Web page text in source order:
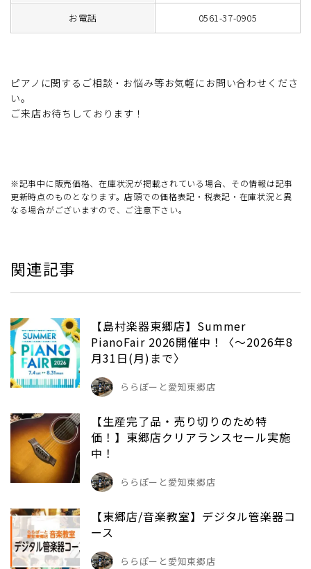
お電話 0561-37-0905
ピアノに関するご相談・お悩み等お気軽にお問い合わせくださ
い。
ご来店お待ちしております！
※記事中に販売価格、在庫状況が掲載されている場合、その情報は記事
更新時点のものとなります。店頭での価格表記・税表記・在庫状況と異
なる場合がございますので、ご注意下さい。
関連記事
【島村楽器東郷店】Summer
PianoFair 2026開催中！〈～2026年8
月31日(月)まで〉
ららぽーと愛知東郷店
【生産完了品・売り切りのため特
価！】東郷店クリアランスセール実施
中！
ららぽーと愛知東郷店
【東郷店/音楽教室】デジタル管楽器コ
ース
ららぽーと愛知東郷店